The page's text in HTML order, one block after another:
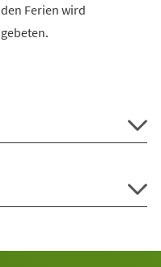
den Ferien wird
gebeten.